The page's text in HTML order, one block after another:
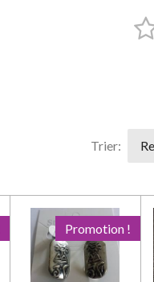
1
Trier:
Promotion !